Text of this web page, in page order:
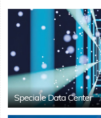
Speciale Data Center